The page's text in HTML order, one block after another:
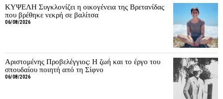
ΚΥΨΕΛΗ Συγκλονίζει η οικογένεια της Βρετανίδας
που βρέθηκε νεκρή σε βαλίτσα
06/08/2026
Αριστομένης Προβελέγγιος: Η ζωή και το έργο του
σπουδαίου ποιητή από τη Σίφνο
06/08/2026